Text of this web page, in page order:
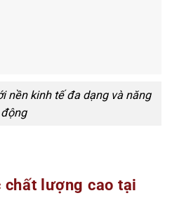
nền kinh tế đa dạng và năng
động
chất lượng cao tại